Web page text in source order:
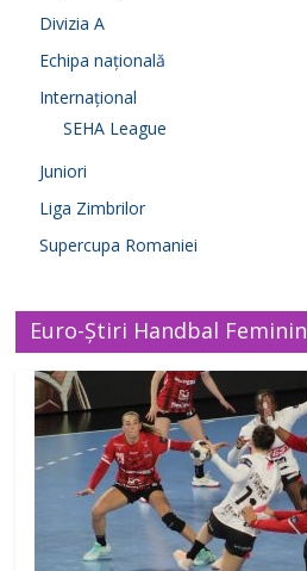
Divizia A
Echipa națională
Internațional
SEHA League
Juniori
Liga Zimbrilor
Supercupa Romaniei
Euro-Știri Handbal Feminin